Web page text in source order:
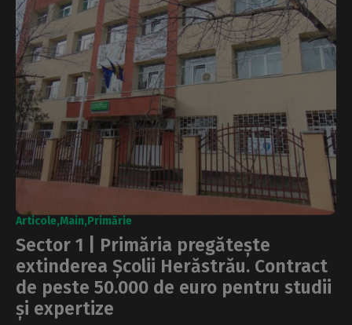
Articole Main Primărie
Sector 1 | Primăria pregătește
extinderea Școlii Herăstrău. Contract
de peste 50.000 de euro pentru studii
și expertize